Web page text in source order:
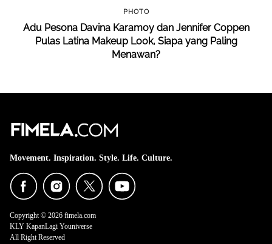
PHOTO
Adu Pesona Davina Karamoy dan Jennifer Coppen
Pulas Latina Makeup Look, Siapa yang Paling
Menawan?
Movement. Inspiration. Style. Life. Culture.
Copyright © 2026 fimela.com
KLY KapanLagi Youniverse
All Right Reserved